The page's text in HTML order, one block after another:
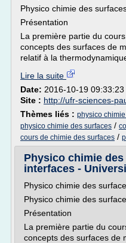
Physico chimie des
Présentation
La première partie du
concepts des surfaces de
relatif à la
Lire la suite
Date: 2016-10-19 09:33:23
Site : http://ufr-sciences-
Thèmes liés : physico
physico chimie des surfaces /
cours de chimie des surfaces /
Physico chimie
interfaces -
Physico chimie des
Physico chimie des
Présentation
La première partie du
concepts des surfaces de